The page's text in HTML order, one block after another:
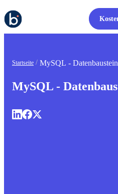
Startseite MySQL -
MySQL -